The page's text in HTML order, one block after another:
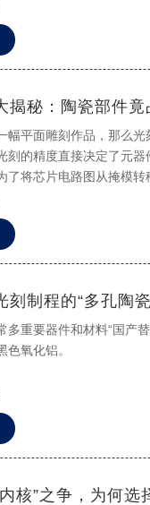
揭秘：陶瓷部件竟
幅平面雕刻作品，那么
刻的精度直接决定了元
了将芯片电路图从掩模
刻制程的“多孔陶
多重要器件和材料“国产
色氧化铝。
核”之争，为何选